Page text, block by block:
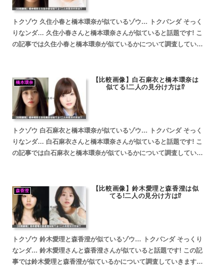
トクゾウ 久住小春と橋本環奈が似ているゾウ… トクパンダ そっく
りなンダ… 久住小春さんと橋本環奈さんが似ていると話題です! こ
の記事では久住小春と橋本環奈が似ているかについて調査していき
橋本環奈
【比較画像】白石麻衣と橋本環奈は
似てる!二人の見分け方は⁉
トクゾウ 白石麻衣と橋本環奈が似ているゾウ… トクパンダ そっく
りなンダ… 白石麻衣さんと橋本環奈さんが似ていると話題です! こ
の記事では白石麻衣と橋本環奈が似ているかについて調査していき
森香澄
【比較画像】鈴木愛理と森香澄は似
てる!二人の見分け方は⁉
トクゾウ 鈴木愛理と森香澄が似ているゾウ… トクパンダ そっくり
なンダ… 鈴木愛理さんと森香澄さんが似ていると話題です! この記
事では鈴木愛理と森香澄が似ているかについて調査していきます。